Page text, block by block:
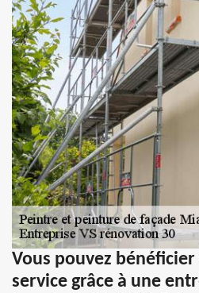
Vous pouvez
service grâce à une